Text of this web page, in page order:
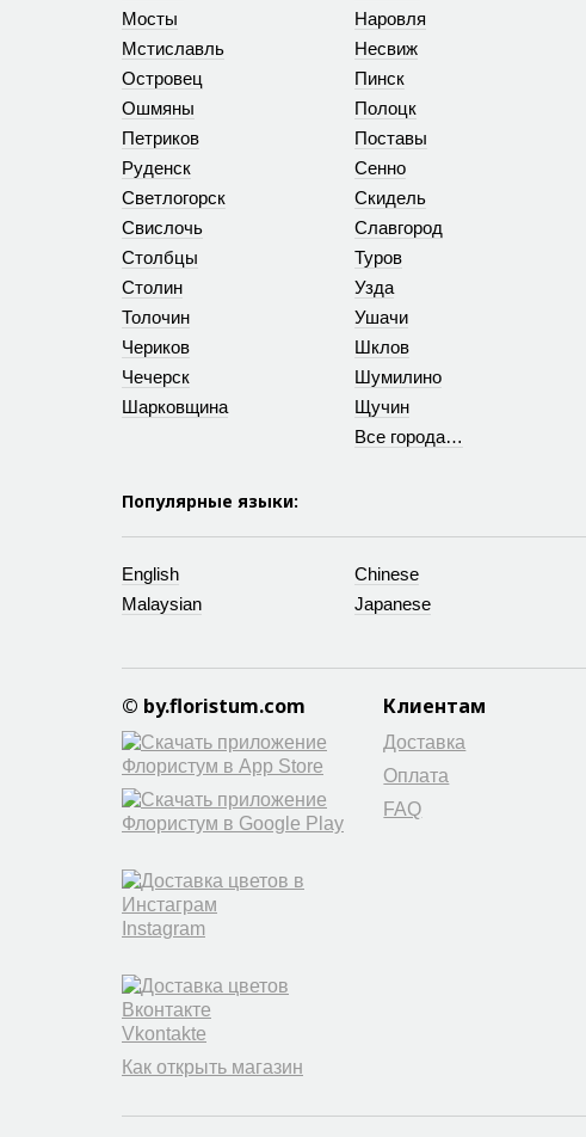
Мосты
Мстиславль
Наровля
Несвиж
Островец
Ошмяны
Петриков
Пинск
Полоцк
Поставы
Руденск
Светлогорск
Свислочь
Сенно
Скидель
Славгород
Столбцы
Столин
Толочин
Туров
Узда
Ушачи
Чериков
Чечерск
Шарковщина
Шклов
Шумилино
Щучин
Все города…
Популярные языки:
English
Malaysian
Chinese
Japanese
© by.floristum.com
Instagram
Vkontakte
Как открыть магазин
Клиентам
Доставка
Оплата
FAQ